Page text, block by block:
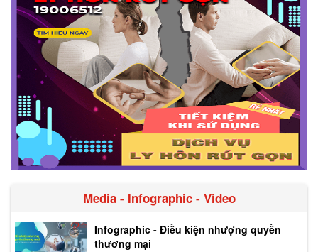
Media - Infographic - Video
Infographic - Điều kiện nhượng quyền
thương mại